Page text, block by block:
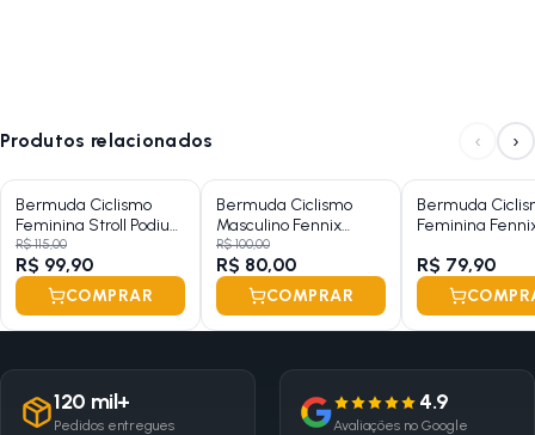
Produtos relacionados ‹ ›
Bermuda Ciclismo
Feminina Stroll Podium
Sem Bolso
R$ 115,00
R$ 99,90
COMPRAR
Bermuda Ciclismo
Masculino Fennix
Attack Preto Sem
Bolso - XG
R$ 100,00
R$ 80,00
COMPRAR
Bermuda
Feminina
R$ 79,90
120 mil+
Pedidos entregues
4.9
Avaliações no Google